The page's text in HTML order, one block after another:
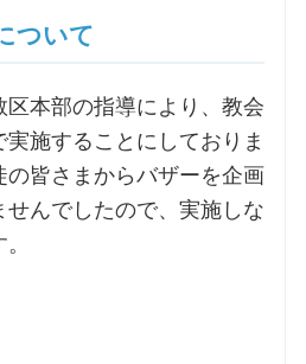
ついて
本部の指導により、教会
施することにしておりま
皆さまからバザーを企画
んでしたので、実施しな